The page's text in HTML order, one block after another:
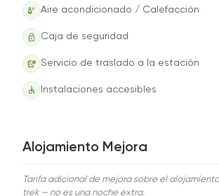
thermostat Aire acondicionado / Calefacción
lock Caja de seguridad
departure_board Servicio de traslado a la estación
accessible Instalaciones accesibles
Alojamiento Mejora
Tarifa adicional de mejora sobre el
trek — no es una noche extra.